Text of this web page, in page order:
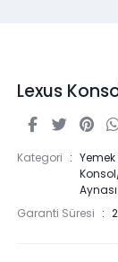
Lexus
Kategori Yemek
Aynası
Garanti Süresi